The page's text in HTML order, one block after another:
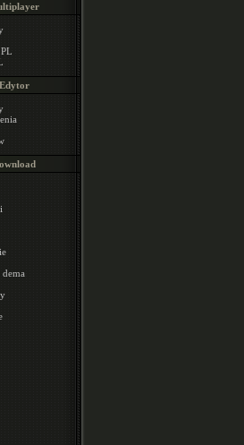
Edytor